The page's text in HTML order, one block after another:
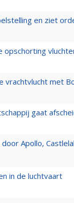
en ziet
opschorting
vrachtvlucht met
gaat
Apollo,
in de luchtvaart